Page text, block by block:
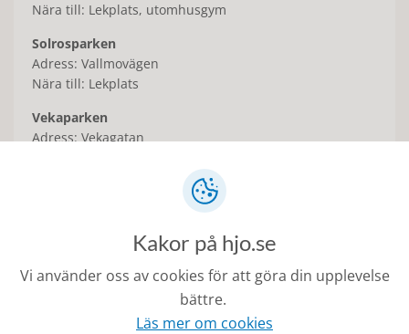
Nära till: Lekplats, utomhusgym
Solrosparken
Adress: Vallmovägen
Nära till: Lekplats
Vekaparken
Adress: Vekagatan
Skridskoåkning
Vid tillräckligt kallt väder spolas det ibland is på flera
olika platser av Hjo kommun, ideella föreningar eller
Kakor på hjo.se
Vi använder oss av cookies för att göra din upplevelse
bättre.
Läs mer om cookies